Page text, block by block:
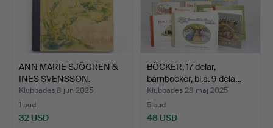
ANN MARIE SJÖGREN &
INES SVENSSON.
Barnbok…
Klubbades 8 jun 2025
1 bud
32 USD
BÖCKER, 17 delar,
barnböcker, bl.a. 9 dela…
Klubbades 28 maj 2025
5 bud
48 USD